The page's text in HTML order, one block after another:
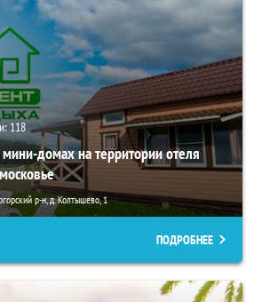
118
домах на территории отеля
р-н, д. Колтышево, 1
ПОДРОБНЕЕ